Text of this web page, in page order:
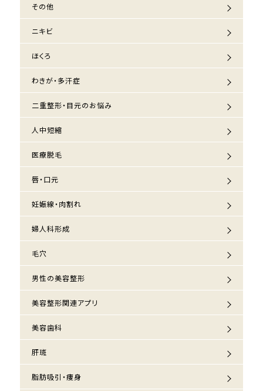
その他
ニキビ
ほくろ
わきが・多汗症
二重整形・目元のお悩み
人中短縮
医療脱毛
唇・口元
妊娠線・肉割れ
婦人科形成
毛穴
男性の美容整形
美容整形関連アプリ
美容歯科
肝斑
脂肪吸引・痩身